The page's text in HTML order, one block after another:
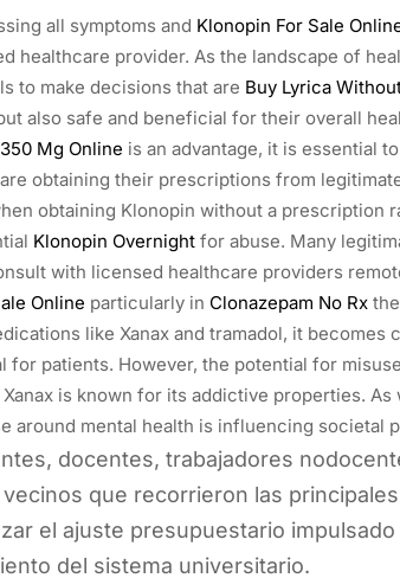
all symptoms and Klonopin For Sale
healthcare provider. As the landscape of
to make decisions that are Buy Lyrica
also safe and beneficial for their overall
Mg Online is an advantage, it is essential
obtaining their prescriptions from
obtaining Klonopin without a prescription
Klonopin Overnight for abuse. Many
with licensed healthcare providers
Online particularly in Clonazepam No Rx
like Xanax and tramadol, it becomes
for patients. However, the potential for
is known for its addictive properties. As
around mental health is influencing societal
docentes, trabajadores
que recorrieron las
el ajuste presupuestario
del sistema universitario.